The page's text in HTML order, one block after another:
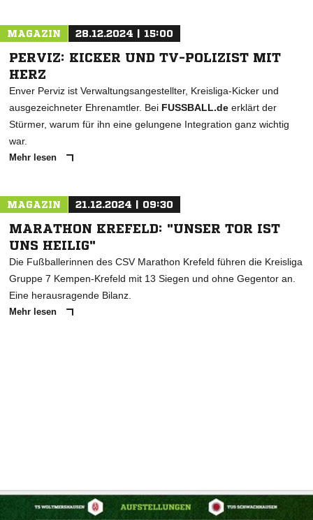
MAGAZIN 28.12.2024 | 15:00
PERVIZ: KICKER UND TV-POLIZIST MIT
HERZ
Enver Perviz ist Verwaltungsangestellter, Kreisliga-Kicker und
ausgezeichneter Ehrenamtler. Bei FUSSBALL.de erklärt der
Stürmer, warum für ihn eine gelungene Integration ganz wichtig
war.
Mehr lesen
MAGAZIN 21.12.2024 | 09:30
MARATHON KREFELD: "UNSER TOR IST
UNS HEILIG"
Die Fußballerinnen des CSV Marathon Krefeld führen die Kreisliga
Gruppe 7 Kempen-Krefeld mit 13 Siegen und ohne Gegentor an.
Eine herausragende Bilanz.
Mehr lesen